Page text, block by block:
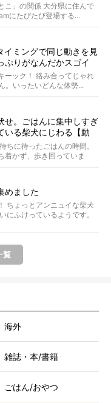
こ」の関係 大分県に住んで
にたびたび登場する...
イミングで同じ動きを見
ぷりがなんだかスゴイ
ーック！ 絡み合ってじゃれ
。いったいどんな体勢...
せ。ごはんに集中しすぎ
いる柴犬にじわる【動
ちに待ったごはんの時間。
着かず、歩き回っていま
めました
ちょっとアンニュイな柴犬
にふけっているようです。
覧
海外
雑誌・本/書籍
ごはん/おやつ